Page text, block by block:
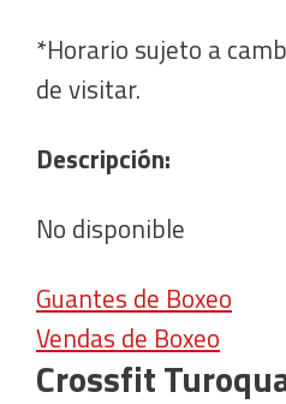
*Horario sujeto a
de visitar.
Descripción:
No disponible
Guantes de Boxeo
Vendas de Boxeo
Crossfit